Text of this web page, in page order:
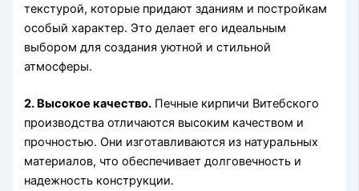
текстурой, которые придают зданиям и постройкам
особый характер. Это делает его идеальным
выбором для создания уютной и стильной
атмосферы.
2. Высокое качество. Печные кирпичи Витебского
производства отличаются высоким качеством и
прочностью. Они изготавливаются из натуральных
материалов, что обеспечивает долговечность и
надежность конструкции.